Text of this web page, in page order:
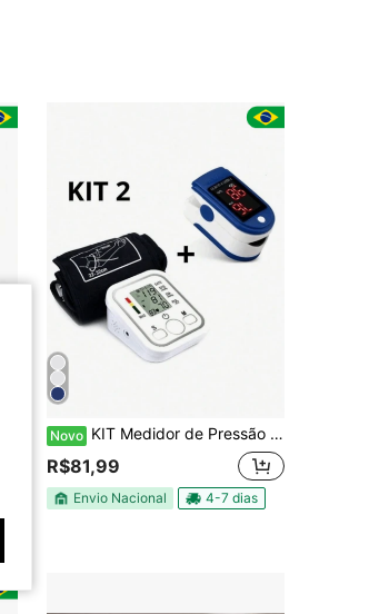
49 1.2K
Novo KIT Medidor de Pressão Arterial + Oxímetro de Dedo - Compre em Conjunto ou Separado |
R$81,99
Envio Nacional 4-7 dias